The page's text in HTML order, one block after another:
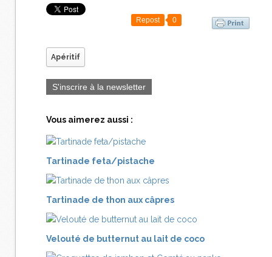
Repost 0
Apéritif
S'inscrire à la newsletter
Vous aimerez aussi :
Tartinade feta/pistache
Tartinade de thon aux câpres
Velouté de butternut au lait de coco